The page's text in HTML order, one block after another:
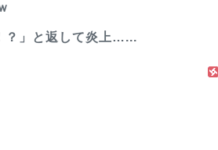
？」と返して炎上…...